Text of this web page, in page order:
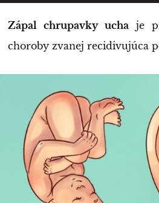
Zápal chrupavky ucha je
choroby zvanej recidivujúca